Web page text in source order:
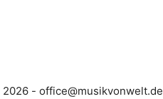
ed.tl
ewnov
kisum
@ecif
fo
- 2026